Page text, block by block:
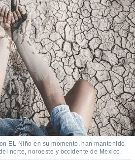
EL Niño en su momento, han mantenido
norte, noroeste y occidente de México.